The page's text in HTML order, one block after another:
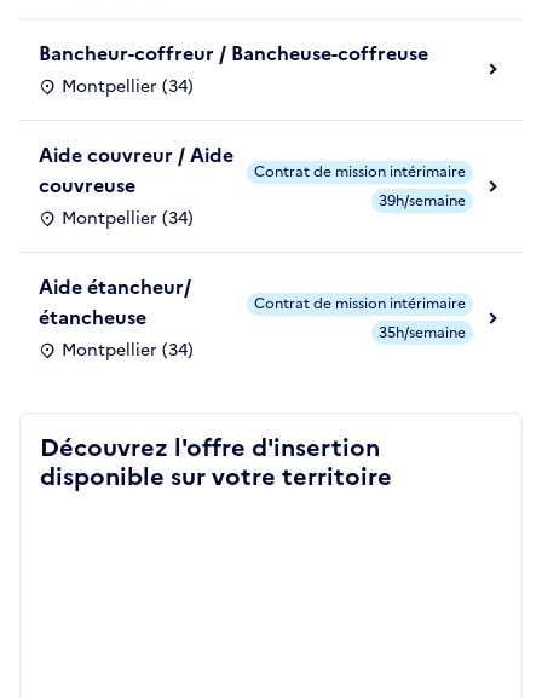
Bancheur-coffreur / Bancheuse-coffreuse
Montpellier (34)
Aide couvreur / Aide
couvreuse
Montpellier (34)
Contrat de mission intérimaire
39h/semaine
Aide étancheur/
étancheuse
Montpellier (34)
Contrat de mission intérimaire
35h/semaine
Découvrez l'offre d'insertion
disponible sur votre territoire